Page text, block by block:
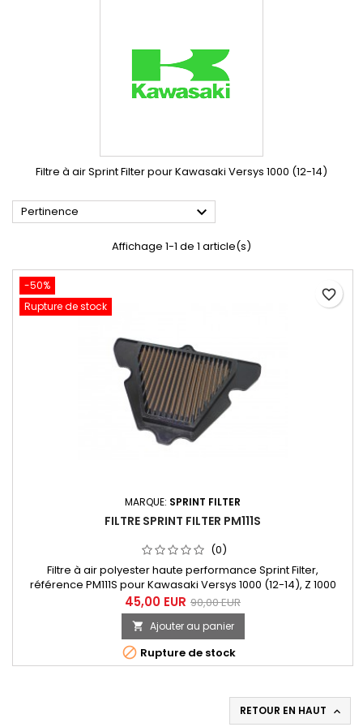
Filtre à air Sprint Filter pour Kawasaki Versys 1000 (12-14)
Pertinence 
Affichage 1-1 de 1 article(s)
-50%
Rupture de stock
MARQUE: SPRINT FILTER
FILTRE SPRINT FILTER PM111S
(0)
Filtre à air polyester haute performance Sprint Filter,
référence PM111S pour Kawasaki Versys 1000 (12-14), Z 1000
(10-13), Z 1000 SX (11-13)
45,00 EUR 90,00 EUR
 Ajouter au panier
 Rupture de stock
favorite_border
RETOUR EN HAUT 